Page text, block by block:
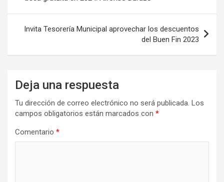
entradas
Invita Tesorería Municipal aprovechar los descuentos
del Buen Fin 2023
Deja una respuesta
Tu dirección de correo electrónico no será publicada. Los
campos obligatorios están marcados con *
Comentario *